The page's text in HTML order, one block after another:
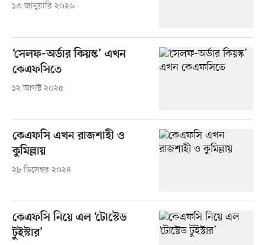
১৩ জানুয়ারি ২০২৬
‘সেলফ-অর্ডার কিয়স্ক’ এখন
কেএফসিতে
১২ আগস্ট ২০২৫
কেএফসি এখন রাজশাহী ও
কুমিল্লায়
২৮ ডিসেম্বর ২০২৪
কেএফসি নিয়ে এল ‘টোস্টেড
টুইস্টার’